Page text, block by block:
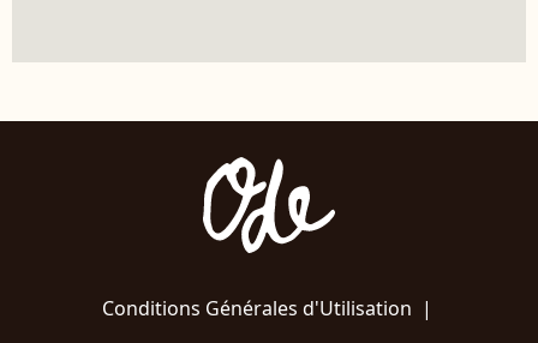
Conditions Générales d'Utilisation |